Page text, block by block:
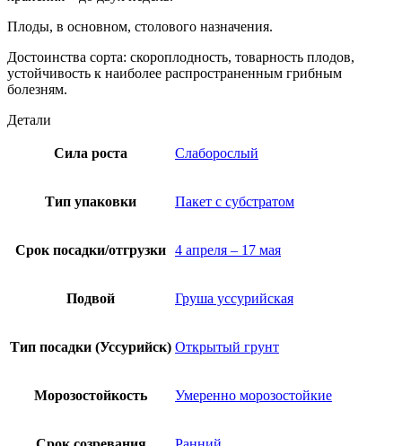
Плоды, в основном, столового назначения.
Достоинства сорта: скороплодность, товарность плодов,
устойчивость к наиболее распространенным грибным
болезням.
Детали
Сила роста Слаборослый
Тип упаковки Пакет с субстратом
Срок посадки/отгрузки 4 апреля – 17 мая
Подвой Груша уссурийская
Тип посадки (Уссурийск) Открытый грунт
Морозостойкость Умеренно морозостойкие